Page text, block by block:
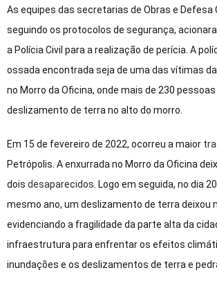
As equipes das secretarias de Obras e Defesa
seguindo os protocolos de segurança,
a Polícia Civil para a realização de perícia. A
ossada encontrada seja de uma das vítimas
no Morro da Oficina, onde mais de 230
deslizamento de terra no alto do morro.
Em 15 de fevereiro de 2022, ocorreu a maior
Petrópolis. A enxurrada no Morro da Oficina
dois desaparecidos. Logo em seguida, no dia
mesmo ano, um deslizamento de terra deixou
evidenciando a fragilidade da parte alta da
infraestrutura para enfrentar os efeitos
inundações e os deslizamentos de terra e